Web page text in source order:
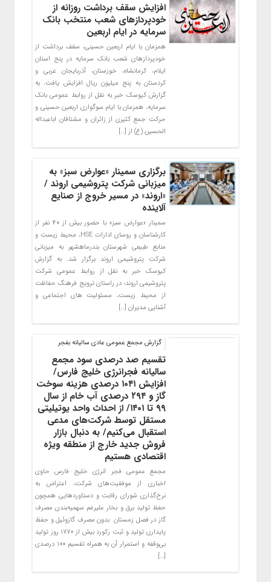
افزایش سقف برداشت روزانه از
خودپردازهای شعب منتخب بانک
سرمایه در ایام اربعین
همزمان با ایام اربعین حسینی، سقف برداشت از
خودپردازهای شعب بانک سرمایه در پنج استان
ایلام، کرمانشاه، خوزستان، آذربایجان غربی و
کردستان به پنج میلیون ریال افزایش یافت. به
گزارش کیوسک خبر به نقل از روابط عمومی بانک
سرمایه، همزمان با ایام سوگواری اربعین حسینی و
حرکت جمع کثیری از زائران و مشتاقان اباعبداله
الحسین (ع) از […]
برگزاری سمینار «عوارض سبز» به
میزبانی شرکت پتروشیمی اروند /
«اروند» در مسیر خروج از صنایع
آلاینده
سمینار «عوارض سبز» با حضور بیش از ۴۰ نفر از
کارشناسان و روسای ادارات HSE، محیط زیست و
منابع طبیعی شهرستان بندرماهشهر به میزبانی
شرکت پتروشیمی اروند برگزار شد. به گزارش
کیوسک خبر به نقل از روابط عمومی شرکت
پتروشیمی اروند؛ در راستای ترویج فرهنگ حفاظت
از محیط زیست، مسئولیت های اجتماعی و
آشنایی مدیران […]
گزارش مجمع عمومی عادی سالیانه بفجر
تقسیم صد درصدی سود مجمع
سالیانه فجرانرژی خلیج فارس/
افزایش ۱۰۴۱ درصدی هزینه سوخت
گاز و ۲۹۴ درصدی آب خام از سال
۹۹ تا ۱۴۰۱/ از احداث واحد یوتیلیتی
مستقل توسط شرکت‌های مدعی
استقبال می‌کنیم/ به دنبال بازار
فروش جدید خارج از منطقه ویژه
اقتصادی هستیم
مجمع عمومی فجر انرژی خلیج فارس حاوی
اخباری از موفقیت‌های شرکت، اعتراض به
نرخ‌گذاری شورای رقابت و دستاوردهایی همچون
حفظ تولید برق و بخار علیرغم سهمیه‌بندی مصرف
گاز در فصل زمستان بدون مصرف گازوئیل و حفظ
پایداری تولید و ثبت رکورد بیش از ۱۷۷۰ روز تولید
بی‌وقفه و استمرار آن به همراه تقسیم ۱۰۰ درصدی
[…]